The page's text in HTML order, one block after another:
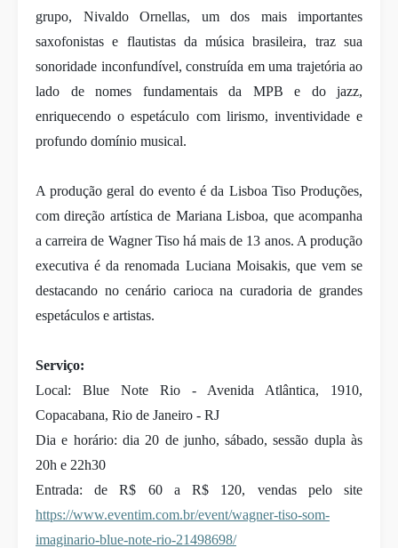
grupo, Nivaldo Ornellas, um dos mais importantes
saxofonistas e flautistas da música brasileira, traz sua
sonoridade inconfundível, construída em uma trajetória ao
lado de nomes fundamentais da MPB e do jazz,
enriquecendo o espetáculo com lirismo, inventividade e
profundo domínio musical.
A produção geral do evento é da Lisboa Tiso Produções,
com direção artística de Mariana Lisboa, que acompanha
a carreira de Wagner Tiso há mais de 13 anos. A produção
executiva é da renomada Luciana Moisakis, que vem se
destacando no cenário carioca na curadoria de grandes
espetáculos e artistas.
Serviço:
Local: Blue Note Rio - Avenida Atlântica, 1910,
Copacabana, Rio de Janeiro - RJ
Dia e horário: dia 20 de junho, sábado, sessão dupla às
20h e 22h30
Entrada: de R$ 60 a R$ 120, vendas pelo site
https://www.eventim.com.br/event/wagner-tiso-som-
imaginario-blue-note-rio-21498698/